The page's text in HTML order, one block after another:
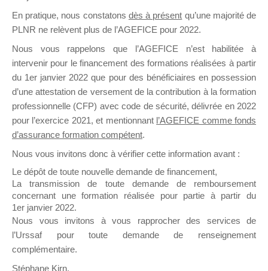
il y a un mois
Ce groupe est destiné aux Organismes de
Formation qui souhaitent répondre à l’Appel à
Propositions Mallette du Dirigeant.
Ce groupe propose un forum dédié au support
sur lequel il est possible de laisser un message
ou poser une question.
NB : Il est nécessaire d’être
pouvoir rejoindre ce groupe
En pratique, nous constatons dès à présent qu’une majorité de
PLNR ne relèvent plus de l’AGEFICE pour 2022.
Nous vous rappelons que l’AGEFICE n’est habilitée à
intervenir pour le financement des formations réalisées à partir
du 1er janvier 2022 que pour des bénéficiaires en possession
d’une attestation de versement de la contribution à la formation
professionnelle (CFP) avec code de sécurité, délivrée en 2022
pour l’exercice 2021, et mentionnant l’AGEFICE comme fonds
d’assurance formation compétent.
Nous vous invitons donc à vérifier cette information avant :
Le dépôt de toute nouvelle demande de financement,
La transmission de toute demande de remboursement
concernant une formation réalisée pour partie à partir du
1er janvier 2022.
Nous vous invitons à vous rapprocher des services de
l’Urssaf pour toute demande de renseignement
complémentaire.
Stéphane Kirn,